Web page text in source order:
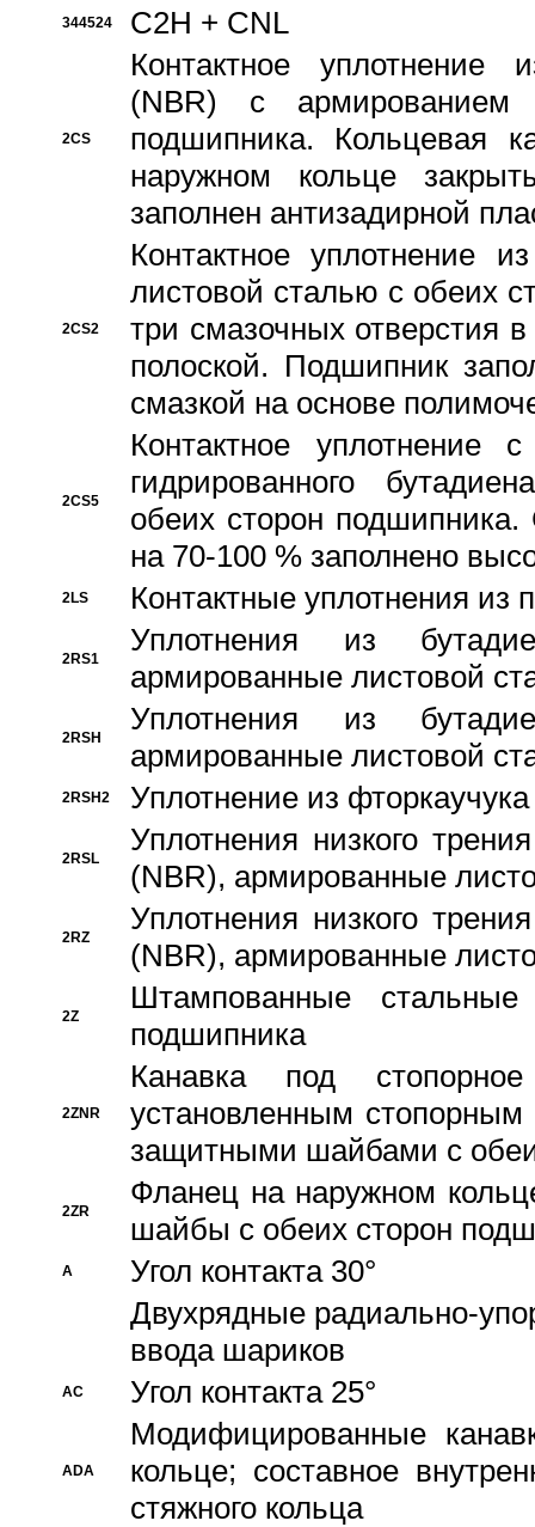
344524 C2H + CNL
2CS
Контактное уплотнение
(NBR) с
подшипника. Кольцевая
наружном кольце
заполнен антизадирной
2CS2
Контактное уплотнение
листовой сталью с обеих
три смазочных отверстия
полоской. Подшипник
смазкой на основе
2CS5
Контактное уплотнение
гидрированного
обеих сторон
на 70-100 % заполнено
2LS Контактные уплотнения из
2RS1
Уплотнения из
армированные листовой
2RSH
Уплотнения из
армированные листовой
2RSH2 Уплотнение из
2RSL
Уплотнения низкого
(NBR), армированные
2RZ
Уплотнения низкого
(NBR), армированные
2Z
Штампованные
подшипника
2ZNR
Канавка под
установленным
защитными шайбами с
2ZR
Фланец на наружном
шайбы с обеих сторон
A
Угол контакта 30°
Двухрядные радиально-
ввода шариков
AC Угол контакта 25°
ADA
Модифицированные
кольце; составное
стяжного кольца